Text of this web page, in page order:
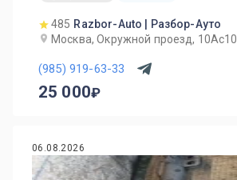
485 Razbor-Auto | Разбор-Ауто
Москва, Окружной проезд, 10Ас10
(985) 919-63-33
25 000
06.08.2026